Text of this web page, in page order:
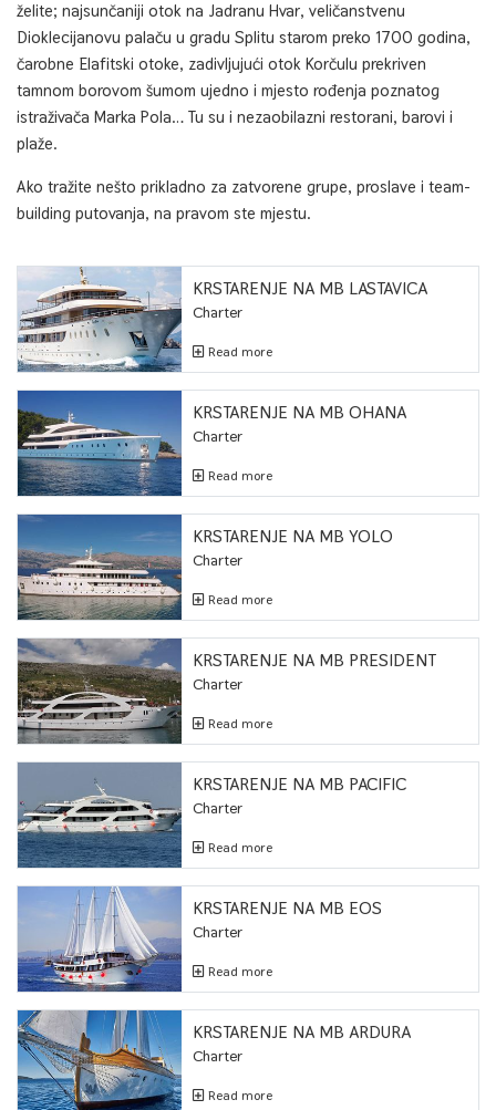
želite; najsunčaniji otok na Jadranu Hvar, veličanstvenu
Dioklecijanovu palaču u gradu Splitu starom preko 1700 godina,
čarobne Elafitski otoke, zadivljujući otok Korčulu prekriven
tamnom borovom šumom ujedno i mjesto rođenja poznatog
istraživača Marka Pola… Tu su i nezaobilazni restorani, barovi i
plaže.
Ako tražite nešto prikladno za zatvorene grupe, proslave i team-
building putovanja, na pravom ste mjestu.
KRSTARENJE NA MB LASTAVICA
Charter
Read more
KRSTARENJE NA MB OHANA
Charter
Read more
KRSTARENJE NA MB YOLO
Charter
Read more
KRSTARENJE NA MB PRESIDENT
Charter
Read more
KRSTARENJE NA MB PACIFIC
Charter
Read more
KRSTARENJE NA MB EOS
Charter
Read more
KRSTARENJE NA MB ARDURA
Charter
Read more